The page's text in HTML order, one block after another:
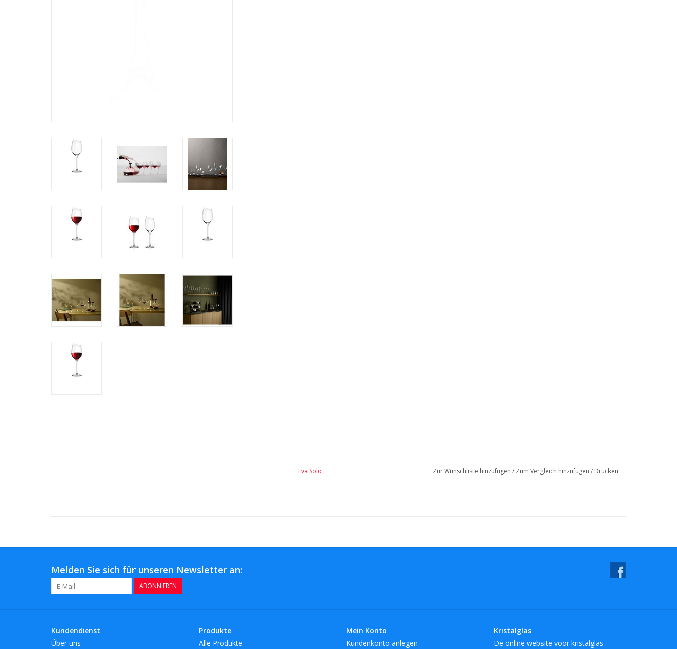
Eva Solo Zur Wunschliste hinzufügen / Zum Vergleich hinzufügen / Drucken
Melden Sie sich für unseren Newsletter an:
ABONNIEREN
Kundendienst
Über uns
Produkte
Alle Produkte
Mein Konto
Kundenkonto anlegen
Kristalglas
De online website voor kristalglas